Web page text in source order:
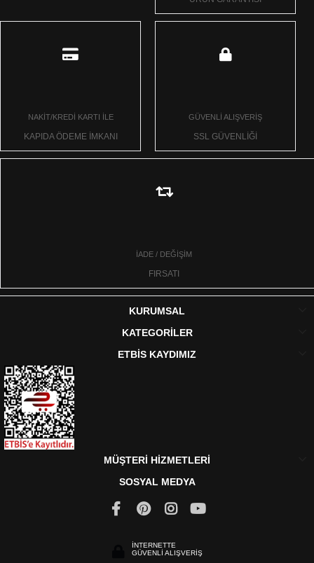
NAKİT/KREDİ KARTI İLE
KAPIDA ÖDEME İMKANI
GÜVENLİ ALIŞVERİŞ
SSL GÜVENLİĞİ
İADE / DEĞİŞİM
FIRSATI
KURUMSAL
KATEGORİLER
ETBİS KAYDIMIZ
MÜŞTERİ HİZMETLERİ
SOSYAL MEDYA
İNTERNETTE
GÜVENLİ ALIŞVERİŞ